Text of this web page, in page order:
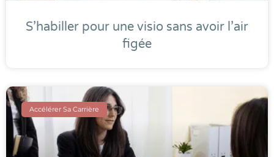
S’habiller pour une visio sans avoir l’air
figée
Accélérer Sa Carrière